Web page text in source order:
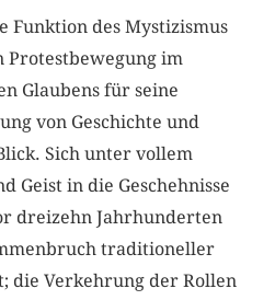
Funktion des Mystizismus
im
Glaubens für seine
von Geschichte und
Sich unter vollem
Geist in die Geschehnisse
dreizehn Jahrhunderten
traditioneller
die Verkehrung der Rollen